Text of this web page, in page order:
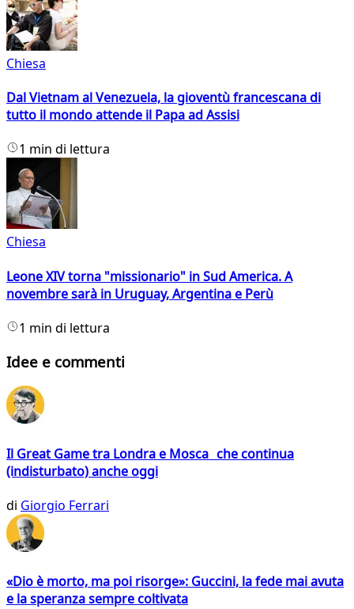
Chiesa
Dal Vietnam al Venezuela, la gioventù francescana di
tutto il mondo attende il Papa ad Assisi
1 min di lettura
Chiesa
Leone XIV torna "missionario" in Sud America. A
novembre sarà in Uruguay, Argentina e Perù
1 min di lettura
Idee e commenti
Il Great Game tra Londra e Mosca che continua
(indisturbato) anche oggi
di Giorgio Ferrari
«Dio è morto, ma poi risorge»: Guccini, la fede mai avuta
e la speranza sempre coltivata